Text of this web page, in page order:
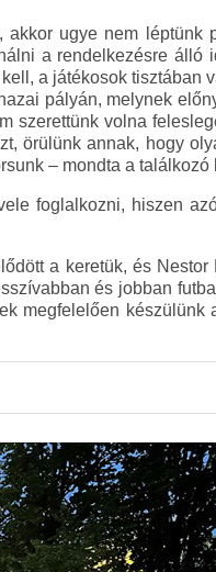
ugye nem léptünk
a rendelkezésre álló
a játékosok tisztában
pályán, melynek
szerettünk volna
örülünk annak, hogy
– mondta a találkozó
foglalkozni, hiszen
a keretük, és
és jobban
megfelelően készülünk